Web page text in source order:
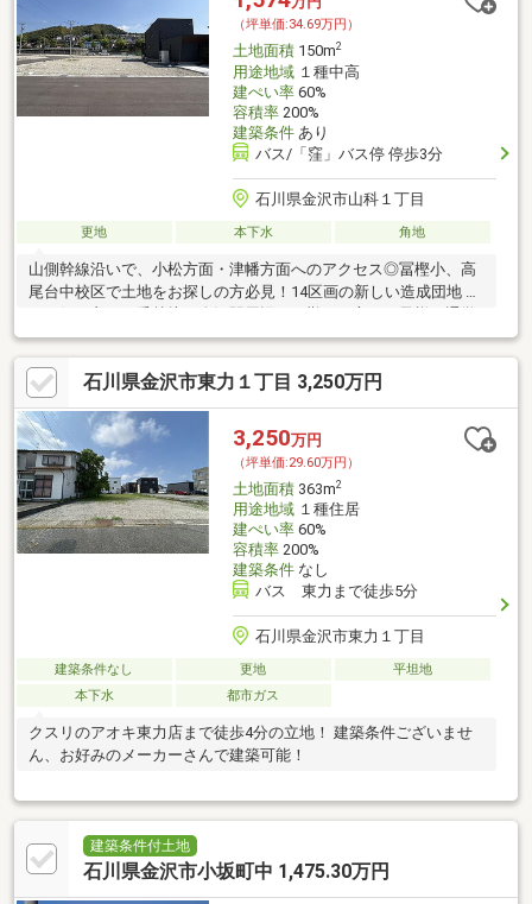
（坪単価:34.69万円）
土地面積150m2
用途地域１種中高
建ぺい率60%
容積率200%
建築条件あり
バス/「窪」バス停 停歩3分
石川県金沢市山科１丁目
更地 本下水 角地
山側幹線沿いで、小松方面・津幡方面へのアクセス◎冨樫小、高
尾台中校区で土地をお探しの方必見！14区画の新しい造成団地 バ
スの便が良く、香林坊や金沢駅周辺でお勤めの方やお子様の通学
にも便利！
石川県金沢市東力１丁目 3,250万円
3,250万円
（坪単価:29.60万円）
土地面積363m2
用途地域１種住居
建ぺい率60%
容積率200%
建築条件なし
バス 東力まで徒歩5分
石川県金沢市東力１丁目
建築条件なし 更地
平坦地
本下水
都市ガス
クスリのアオキ東力店まで徒歩4分の立地！ 建築条件ございませ
ん、お好みのメーカーさんで建築可能！
建築条件付土地
石川県金沢市小坂町中 1,475.30万円